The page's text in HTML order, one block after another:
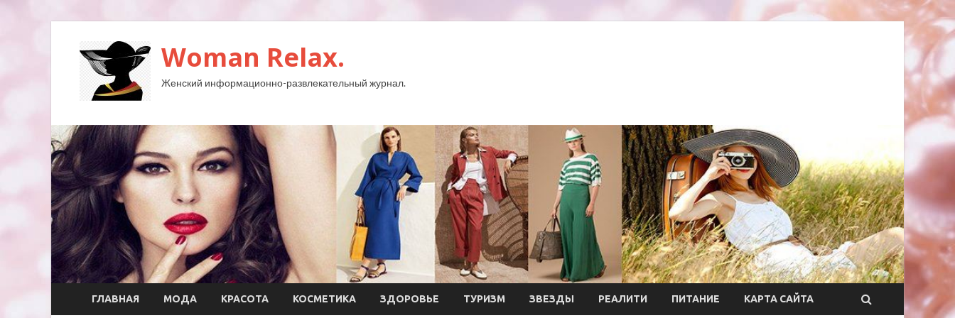
Woman Relax.
Женский информационно-развлекательный журнал.
ГЛАВНАЯ МОДА КРАСОТА КОСМЕТИКА ЗДОРОВЬЕ ТУРИЗМ ЗВЕЗДЫ РЕАЛИТИ ПИТАНИЕ КАРТА САЙТА